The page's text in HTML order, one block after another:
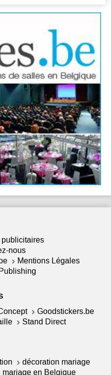
nous
Mentions Légales
Goodstickers.be
Stand Direct
décoration mariage
mariage en Belgique